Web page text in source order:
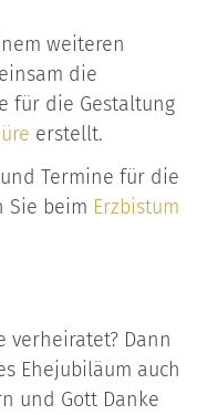
weiteren
die
für die Gestaltung
erstellt.
Termine für die
Sie beim Erzbistum
verheiratet? Dann
Ehejubiläum auch
und Gott Danke